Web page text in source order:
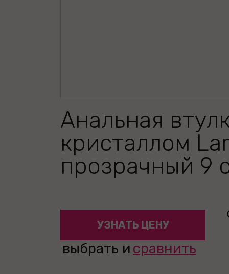
Анальная
кристаллом
прозрачный 9
УЗНАТЬ ЦЕНУ
выбрать и сравнить